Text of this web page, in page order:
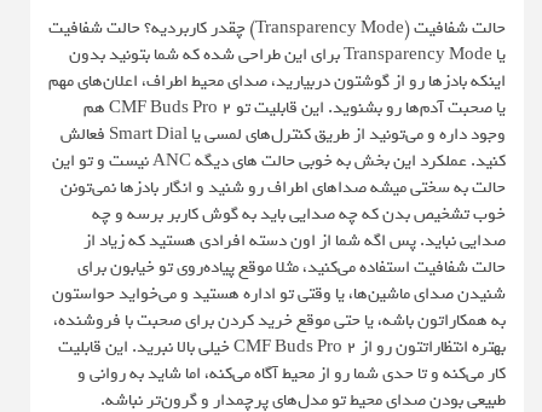
حالت شفافیت (Transparency Mode) چقدر کاربردیه؟ حالت شفافیت
یا Transparency Mode برای این طراحی شده که شما بتونید بدون
اینکه بادزها رو از گوشتون دربیارید، صدای محیط اطراف، اعلان‌های مهم
یا صحبت آدم‌ها رو بشنوید. این قابلیت تو CMF Buds Pro 2 هم
وجود داره و می‌تونید از طریق کنترل‌های لمسی یا Smart Dial فعالش
کنید. عملکرد این بخش به خوبی حالت های دیگه ANC نیست و تو این
حالت به سختی میشه صداهای اطراف رو شنید و انگار بادزها نمی‌تونن
خوب تشخیص بدن که چه صدایی باید به گوش کاربر برسه و چه
صدایی نباید. پس اگه شما از اون دسته افرادی هستید که زیاد از
حالت شفافیت استفاده می‌کنید، مثلا موقع پیاده‌روی تو خیابون برای
شنیدن صدای ماشین‌ها، یا وقتی تو اداره هستید و می‌خواید حواستون
به همکاراتون باشه، یا حتی موقع خرید کردن برای صحبت با فروشنده،
بهتره انتظاراتتون رو از CMF Buds Pro 2 خیلی بالا نبرید. این قابلیت
کار می‌کنه و تا حدی شما رو از محیط آگاه می‌کنه، اما شاید به روانی و
طبیعی بودن صدای محیط تو مدل‌های پرچمدار و گرون‌تر نباشه.